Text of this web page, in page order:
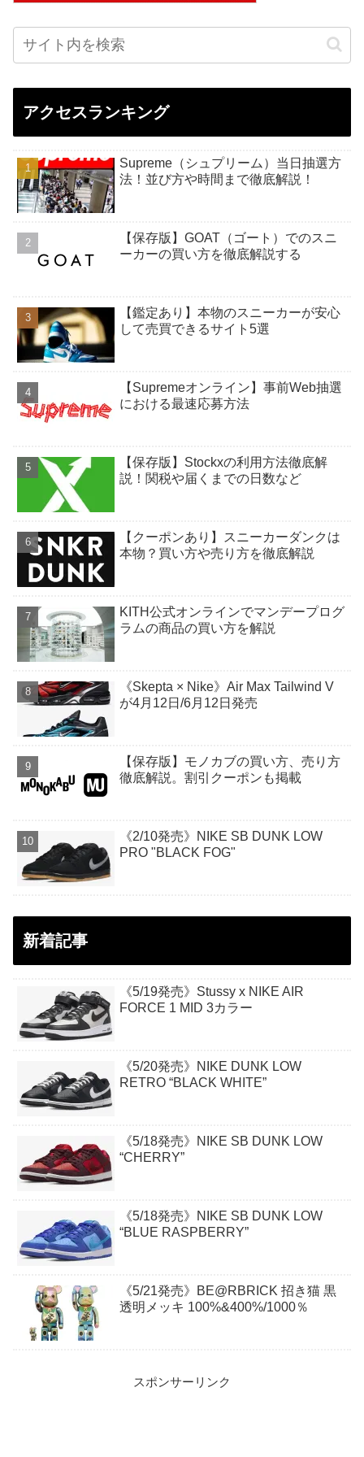
アクセスランキング
Supreme（シュプリーム）当日抽選方
法！並び方や時間まで徹底解説！
【保存版】GOAT（ゴート）でのスニ
ーカーの買い方を徹底解説する
【鑑定あり】本物のスニーカーが安心
して売買できるサイト5選
【Supremeオンライン】事前Web抽選
における最速応募方法
【保存版】Stockxの利用方法徹底解
説！関税や届くまでの日数など
【クーポンあり】スニーカーダンクは
本物？買い方や売り方を徹底解説
KITH公式オンラインでマンデープログ
ラムの商品の買い方を解説
《Skepta × Nike》Air Max Tailwind V
が4月12日/6月12日発売
【保存版】モノカブの買い方、売り方
徹底解説。割引クーポンも掲載
《2/10発売》NIKE SB DUNK LOW
PRO "BLACK FOG"
新着記事
《5/19発売》Stussy x NIKE AIR
FORCE 1 MID 3カラー
《5/20発売》NIKE DUNK LOW
RETRO “BLACK WHITE”
《5/18発売》NIKE SB DUNK LOW
“CHERRY”
《5/18発売》NIKE SB DUNK LOW
“BLUE RASPBERRY”
《5/21発売》BE@RBRICK 招き猫 黒
透明メッキ 100%&400%/1000％
スポンサーリンク